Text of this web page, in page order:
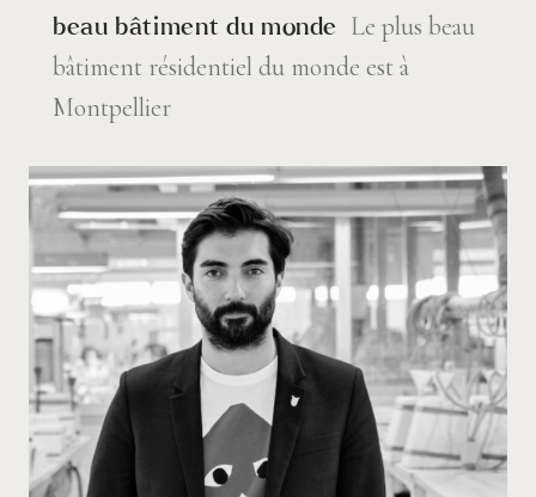
beau bâtiment du monde
Le plus beau
bâtiment résidentiel du monde est à
Montpellier